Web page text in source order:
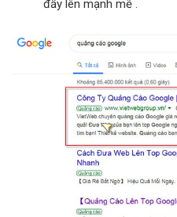
đẩy lên mạnh mẽ .